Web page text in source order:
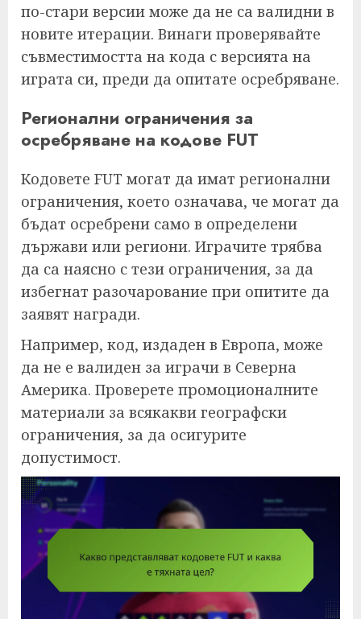
по-стари версии може да не са валидни в
новите итерации. Винаги проверявайте
съвместимостта на кода с версията на
играта си, преди да опитате осребряване.
Регионални ограничения за
осребряване на кодове FUT
Кодовете FUT могат да имат регионални
ограничения, което означава, че могат да
бъдат осребрени само в определени
държави или региони. Играчите трябва
да са наясно с тези ограничения, за да
избегнат разочарование при опитите да
заявят награди.
Например, код, издаден в Европа, може
да не е валиден за играчи в Северна
Америка. Проверете промоционалните
материали за всякакви географски
ограничения, за да осигурите
допустимост.